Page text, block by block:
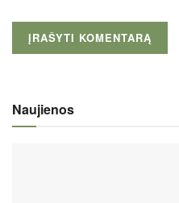
Naujienos